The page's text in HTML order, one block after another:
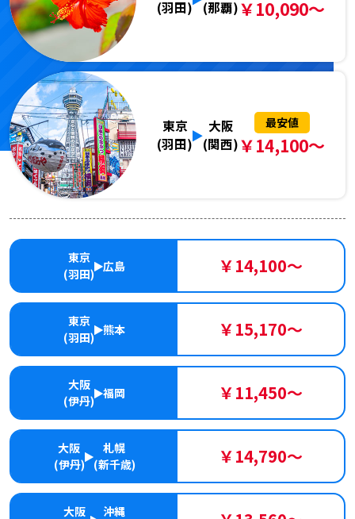
(羽田)
(那覇)￥10,090～
東京
(羽田)
大阪
(関西)
最安値
￥14,100～
東京
(羽田)
広島 ￥14,100～
東京
(羽田)
熊本 ￥15,170～
大阪
(伊丹)
福岡 ￥11,450～
大阪
(伊丹)
札幌
(新千歳)
￥14,790～
大阪 沖縄